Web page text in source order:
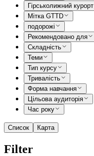
Гірськолижний курорт
Мітка GTTD
подорожі
Рекомендовано для
Складність
Теми
Тип курсу
Тривалість
Форма навчання
Цільова аудиторія
Час року
Список Карта
Filter